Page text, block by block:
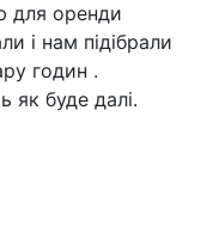
для оренди
і нам підібрали
годин .
як буде далі.